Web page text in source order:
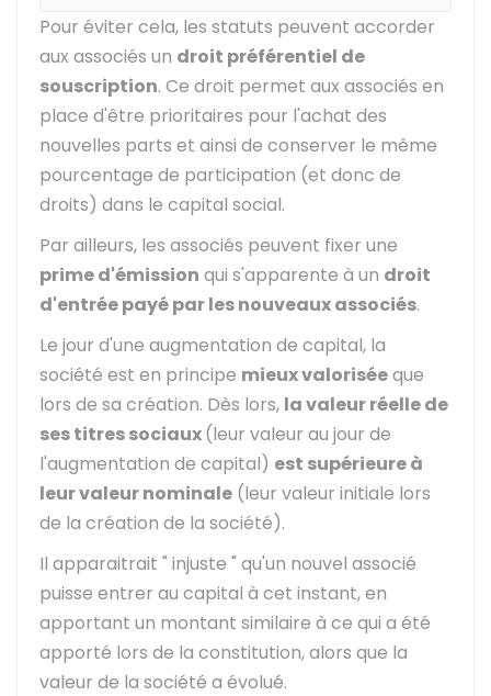
Pour éviter cela, les statuts peuvent accorder
aux associés un droit préférentiel de
souscription. Ce droit permet aux associés en
place d'être prioritaires pour l'achat des
nouvelles parts et ainsi de conserver le même
pourcentage de participation (et donc de
droits) dans le capital social.
Par ailleurs, les associés peuvent fixer une
prime d'émission qui s'apparente à un droit
d'entrée payé par les nouveaux associés.
Le jour d'une augmentation de capital, la
société est en principe mieux valoriséeque
lors de sa création. Dès lors, la valeur réelle de
ses titres sociaux(leur valeur au jour de
l'augmentation de capital) est supérieure à
leur valeur nominale (leur valeur initiale lors
de la création de la société).
Il apparaitrait " injuste " qu'un nouvel associé
puisse entrer au capital à cet instant, en
apportant un montant similaire à ce qui a été
apporté lors de la constitution, alors que la
valeur de la société a évolué.